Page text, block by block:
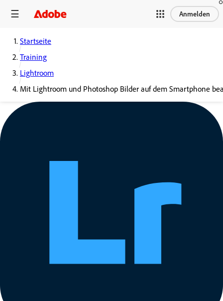
Anmelden
Startseite
Training
Lightroom
Mit Lightroom und Photoshop Bilder auf dem Smartphone